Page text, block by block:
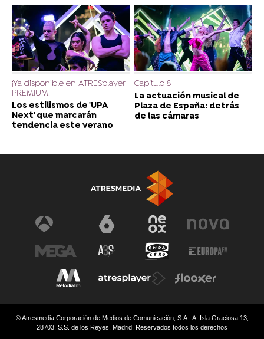
¡Ya disponible en ATRESplayer
PREMIUM!
Los estilismos de 'UPA
Next' que marcarán
tendencia este verano
Capítulo 8
La actuación musical de
Plaza de España: detrás
de las cámaras
© Atresmedia Corporación de Medios de Comunicación, S.A - A. Isla Graciosa 13,
28703, S.S. de los Reyes, Madrid. Reservados todos los derechos